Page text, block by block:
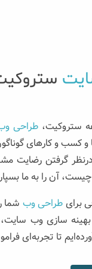
ستروکیت،طراحی
و کسب و کارهای
درنظر گرفتن رضایت
آن را به ما
برای طراحی وب شما
سازی وب سایت،
تا تجربه‌ای